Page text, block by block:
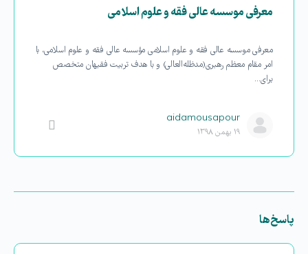
معرفی موسسه عالی فقه و علوم اسلامی
معرفی موسسه عالی فقه و علوم اسلامی مؤسسه عالی فقه و علوم اسلامی، با
امر مقام معظم رهبری(مد‌ظله‌العالی) و با هدف تربیت فقیهان متخصص
برای…
aidamousapour
۱۹ بهمن ۱۳۹۸
پاسخ‌ها